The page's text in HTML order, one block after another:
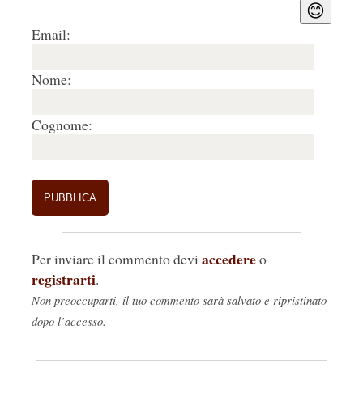
😊
Email:
Nome:
Cognome:
Per inviare il commento devi accedereo
registrarti.
Non preoccuparti, il tuo commento sarà salvato e ripristinato
dopo l’accesso.